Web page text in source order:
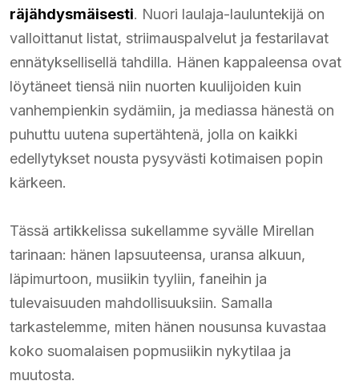
räjähdysmäisesti. Nuori laulaja-lauluntekijä on
valloittanut listat, striimauspalvelut ja festarilavat
ennätyksellisellä tahdilla. Hänen kappaleensa ovat
löytäneet tiensä niin nuorten kuulijoiden kuin
vanhempienkin sydämiin, ja mediassa hänestä on
puhuttu uutena supertähtenä, jolla on kaikki
edellytykset nousta pysyvästi kotimaisen popin
kärkeen.
Tässä artikkelissa sukellamme syvälle Mirellan
tarinaan: hänen lapsuuteensa, uransa alkuun,
läpimurtoon, musiikin tyyliin, faneihin ja
tulevaisuuden mahdollisuuksiin. Samalla
tarkastelemme, miten hänen nousunsa kuvastaa
koko suomalaisen popmusiikin nykytilaa ja
muutosta.